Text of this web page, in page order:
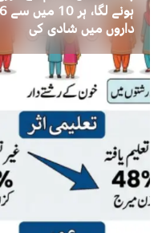
داروں میں شادی کی